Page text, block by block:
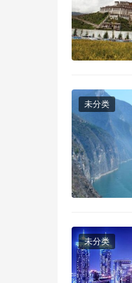
未分类
未分类